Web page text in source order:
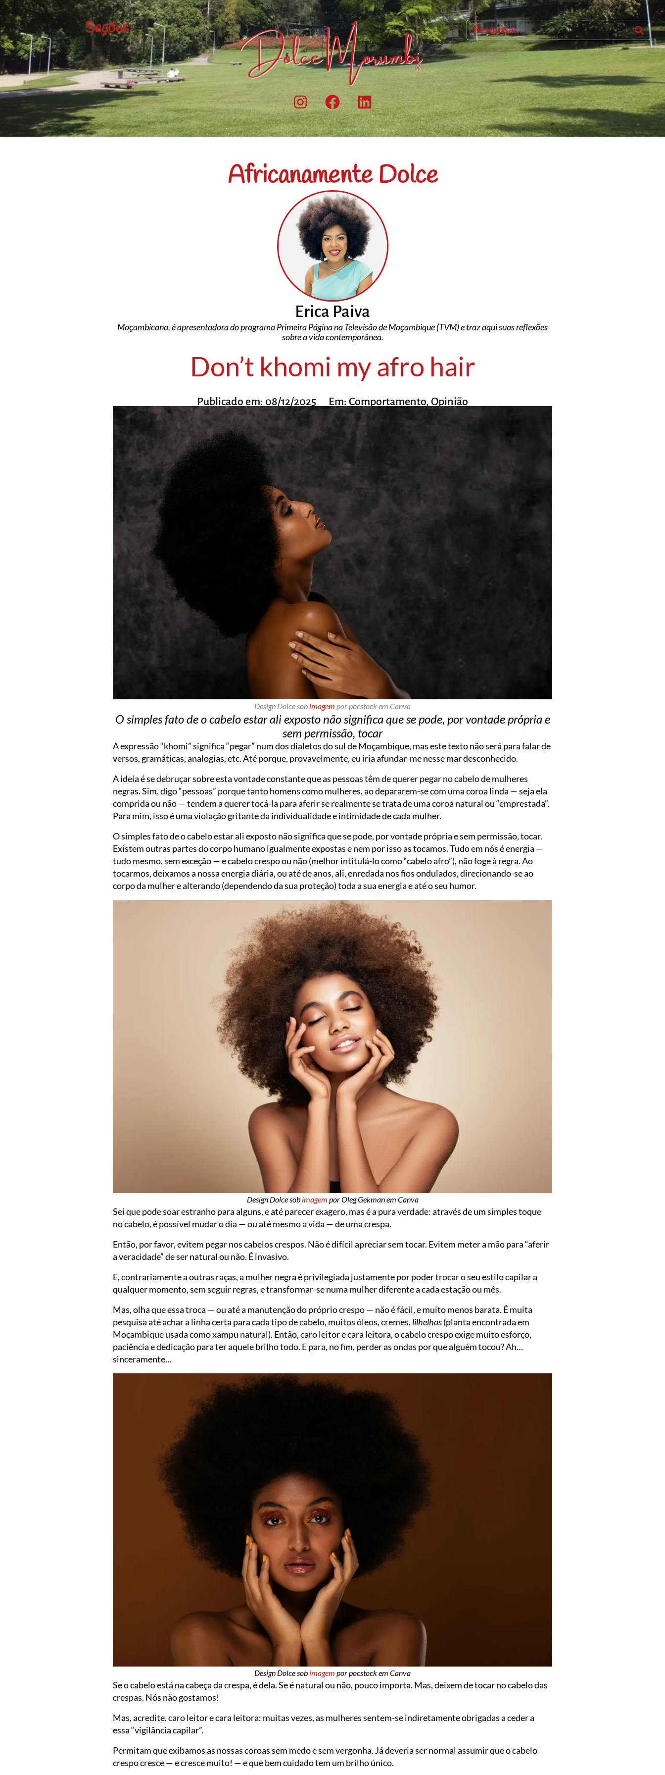
Seções
Africanamente Dolce
Erica Paiva
Moçambicana, é apresentadora do programa Primeira Página na Televisão de Moçambique (TVM) e traz aqui suas reflexões
sobre a vida contemporânea.
Don’t khomi my afro hair
Publicado em: 08/12/2025 Em: Comportamento, Opinião
Design Dolce sob imagem por pocstock em Canva
O simples fato de o cabelo estar ali exposto não significa que se pode, por vontade própria e
sem permissão, tocar
A expressão “khomi” significa “pegar” num dos dialetos do sul de Moçambique, mas este texto não será para falar de
versos, gramáticas, analogias, etc. Até porque, provavelmente, eu iria afundar-me nesse mar desconhecido.
A ideia é se debruçar sobre esta vontade constante que as pessoas têm de querer pegar no cabelo de mulheres
negras. Sim, digo “pessoas” porque tanto homens como mulheres, ao depararem-se com uma coroa linda — seja ela
comprida ou não — tendem a querer tocá-la para aferir se realmente se trata de uma coroa natural ou “emprestada”.
Para mim, isso é uma violação gritante da individualidade e intimidade de cada mulher.
O simples fato de o cabelo estar ali exposto não significa que se pode, por vontade própria e sem permissão, tocar.
Existem outras partes do corpo humano igualmente expostas e nem por isso as tocamos. Tudo em nós é energia —
tudo mesmo, sem exceção — e cabelo crespo ou não (melhor intitulá-lo como “cabelo afro”), não foge à regra. Ao
tocarmos, deixamos a nossa energia diária, ou até de anos, ali, enredada nos fios ondulados, direcionando-se ao
corpo da mulher e alterando (dependendo da sua proteção) toda a sua energia e até o seu humor.
Design Dolce sob imagem por Oleg Gekman em Canva
Sei que pode soar estranho para alguns, e até parecer exagero, mas é a pura verdade: através de um simples toque
no cabelo, é possível mudar o dia — ou até mesmo a vida — de uma crespa.
Então, por favor, evitem pegar nos cabelos crespos. Não é difícil apreciar sem tocar. Evitem meter a mão para “aferir
a veracidade” de ser natural ou não. É invasivo.
E, contrariamente a outras raças, a mulher negra é privilegiada justamente por poder trocar o seu estilo capilar a
qualquer momento, sem seguir regras, e transformar-se numa mulher diferente a cada estação ou mês.
Mas, olha que essa troca — ou até a manutenção do próprio crespo — não é fácil, e muito menos barata. É muita
pesquisa até achar a linha certa para cada tipo de cabelo, muitos óleos, cremes, lilhelhos(planta encontrada em
Moçambique usada como xampu natural). Então, caro leitor e cara leitora, o cabelo crespo exige muito esforço,
paciência e dedicação para ter aquele brilho todo. E para, no fim, perder as ondas por que alguém tocou? Ah…
sinceramente…
Design Dolce sob imagem por pocstock em Canva
Se o cabelo está na cabeça da crespa, é dela. Se é natural ou não, pouco importa. Mas, deixem de tocar no cabelo das
crespas. Nós não gostamos!
Mas, acredite, caro leitor e cara leitora: muitas vezes, as mulheres sentem-se indiretamente obrigadas a ceder a
essa “vigilância capilar”.
Permitam que exibamos as nossas coroas sem medo e sem vergonha. Já deveria ser normal assumir que o cabelo
crespo cresce — e cresce muito! — e que bem cuidado tem um brilho único.